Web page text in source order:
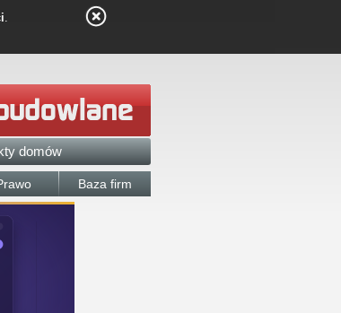
.
domów
Baza firm